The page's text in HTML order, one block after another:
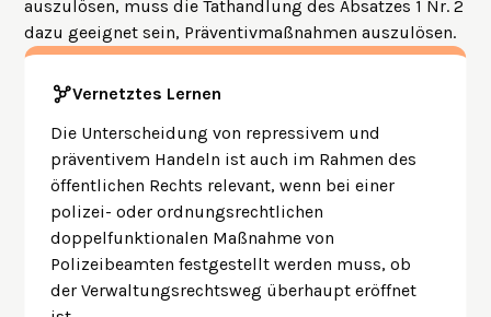
auszulösen, muss die Tathandlung des Absatzes 1 Nr. 2
dazu geeignet sein, Präventivmaßnahmen auszulösen.
Vernetztes Lernen
Die Unterscheidung von repressivem und
präventivem Handeln ist auch im Rahmen des
öffentlichen Rechts relevant, wenn bei einer
polizei- oder ordnungsrechtlichen
doppelfunktionalen Maßnahme von
Polizeibeamten festgestellt werden muss, ob
der Verwaltungsrechtsweg überhaupt eröffnet